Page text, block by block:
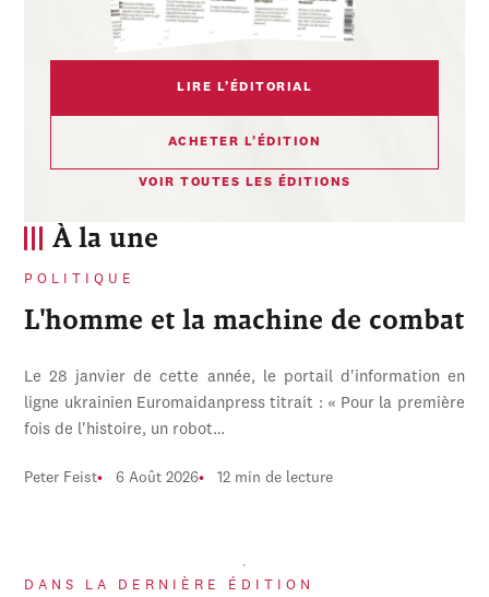
À la une
POLITIQUE
L'homme et la machine de combat
Le 28 janvier de cette année, le portail d'information en
ligne ukrainien Euromaidanpress titrait : « Pour la première
fois de l'histoire, un robot…
Peter Feist 6 Août 2026 12 min de lecture
DANS LA DERNIÈRE ÉDITION
LIRE L’ÉDITORIAL
ACHETER L’ÉDITION
VOIR TOUTES LES ÉDITIONS